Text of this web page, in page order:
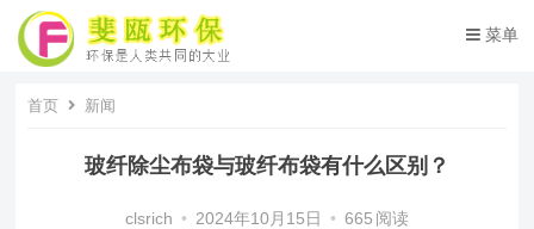
菜单
首页 新闻
玻纤除尘布袋​与玻纤布袋有什么区别？
clsrich • 2024年10月15日 • 665 阅读